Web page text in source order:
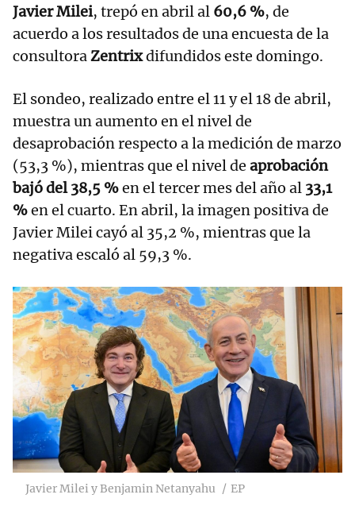
Javier Milei, trepó en abril al 60,6 %, de
acuerdo a los resultados de una encuesta de la
consultoraZentrixdifundidos este domingo.
El sondeo, realizado entre el 11 y el 18 de abril,
muestra un aumento en el nivel de
desaprobación respecto a la medición de marzo
(53,3 %), mientras que el nivel de aprobación
bajó del 38,5 %en el tercer mes del año al 33,1
%en el cuarto. En abril, la imagen positiva de
Javier Milei cayó al 35,2 %, mientras que la
negativa escaló al 59,3 %.
Javier Milei y Benjamin Netanyahu EP